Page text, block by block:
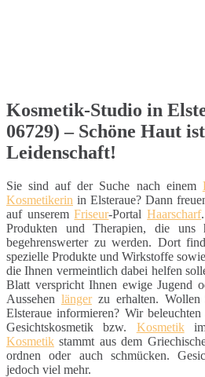
Kosmetik-Studio in
06729) – Schöne Haut
Leidenschaft!
Sie sind auf der Suche nach einem
Kosmetikerin in Elsteraue? Dann
auf unseremFriseur-PortalHaarscharf
Produkten und Therapien, die uns
begehrenswerter zu werden. Dort
spezielle Produkte und Wirkstoffe
die Ihnen vermeintlich dabei helfen
Blatt verspricht Ihnen ewige Jugend
Aussehen längerzu erhalten.
Elsteraue informieren? Wir
Gesichtskosmetik bzw. Kosmetikim
Kosmetik stammt aus dem
ordnen oder auch schmücken.
jedoch viel mehr.